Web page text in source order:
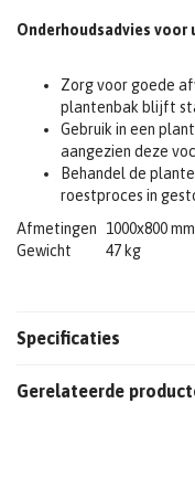
Onderhoudsadvies
Zorg voor goede
plantenbak blijft
Gebruik in een
aangezien deze
Behandel de
roestproces in
Afmetingen
1000x800 mm
Gewicht
47 kg
Specificaties
Gerelateerde